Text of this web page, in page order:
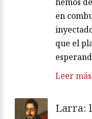
en
que el
Leer más
Larra: